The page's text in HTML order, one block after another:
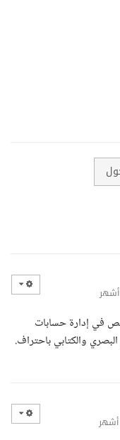
في إدارة حسابات
والكتابي باحتراف.